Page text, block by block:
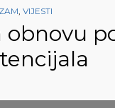
, VIJESTI